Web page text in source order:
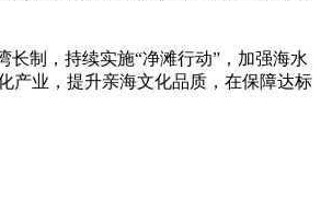
制，持续实施“净滩行动”，加强海水
产业，提升亲海文化品质，在保障达标